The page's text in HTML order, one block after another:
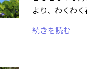
より、わくわ
続きを読む